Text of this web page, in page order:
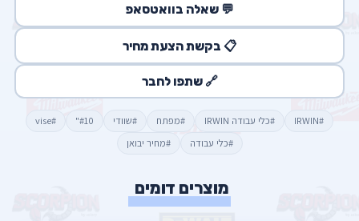
💬 שאלה בוואטסאפ
📋 בקשת הצעת מחיר
🔗 שתפו לחבר
#IRWIN #כלי עבודה IRWIN #מפתח #שוודי #10"
#vise
#כלי עבודה
#מחיר יבואן
מוצרים דומים